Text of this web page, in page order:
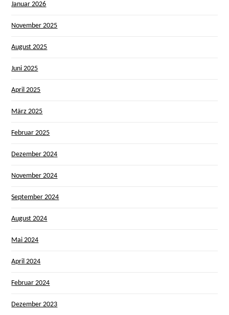
Januar 2026
November 2025
August 2025
Juni 2025
April 2025
März 2025
Februar 2025
Dezember 2024
November 2024
September 2024
August 2024
Mai 2024
April 2024
Februar 2024
Dezember 2023